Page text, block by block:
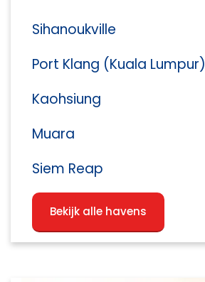
Sihanoukville
Port Klang (Kuala Lumpur)
Kaohsiung
Muara
Siem Reap
Bekijk alle havens